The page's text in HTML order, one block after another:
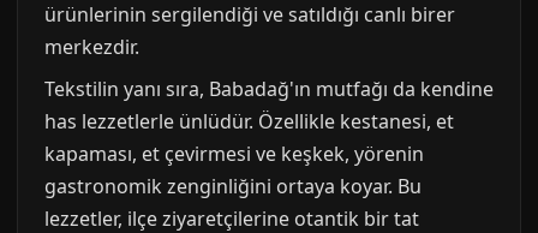
ürünlerinin sergilendiği ve satıldığı canlı birer
merkezdir.
Tekstilin yanı sıra, Babadağ'ın mutfağı da kendine
has lezzetlerle ünlüdür. Özellikle kestanesi, et
kapaması, et çevirmesi ve keşkek, yörenin
gastronomik zenginliğini ortaya koyar. Bu
lezzetler, ilçe ziyaretçilerine otantik bir tat